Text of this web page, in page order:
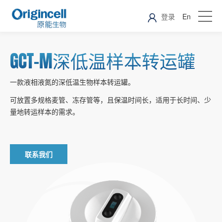
登录 En
GCT-M深低温样本转运罐
一款液相液氮的深低温生物样本转运罐。
可放置多规格麦管、冻存管等，且保温时间长，适用于长时间、少
量地转运样本的需求。
联系我们